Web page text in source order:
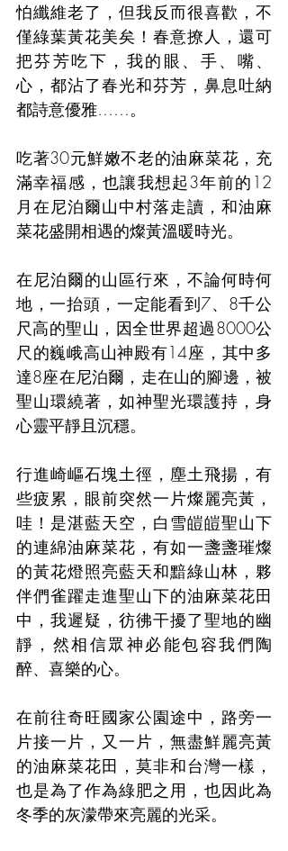
怕纖維老了，但我反而很喜歡，不
僅綠葉黃花美矣！春意撩人，還可
把芬芳吃下，我的眼、手、嘴、
心，都沾了春光和芬芳，鼻息吐納
都詩意優雅……。
吃著30元鮮嫩不老的油麻菜花，充
滿幸福感，也讓我想起3年前的12
月在尼泊爾山中村落走讀，和油麻
菜花盛開相遇的燦黃溫暖時光。
在尼泊爾的山區行來，不論何時何
地，一抬頭，一定能看到7、8千公
尺高的聖山，因全世界超過8000公
尺的巍峨高山神殿有14座，其中多
達8座在尼泊爾，走在山的腳邊，被
聖山環繞著，如神聖光環護持，身
心靈平靜且沉穩。
行進崎嶇石塊土徑，塵土飛揚，有
些疲累，眼前突然一片燦麗亮黃，
哇！是湛藍天空，白雪皚皚聖山下
的連綿油麻菜花，有如一盞盞璀燦
的黃花燈照亮藍天和黯綠山林，夥
伴們雀躍走進聖山下的油麻菜花田
中，我遲疑，彷彿干擾了聖地的幽
靜，然相信眾神必能包容我們陶
醉、喜樂的心。
在前往奇旺國家公園途中，路旁一
片接一片，又一片，無盡鮮麗亮黃
的油麻菜花田，莫非和台灣一樣，
也是為了作為綠肥之用，也因此為
冬季的灰濛帶來亮麗的光采。